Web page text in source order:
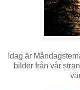
Idag är
bilder från vår